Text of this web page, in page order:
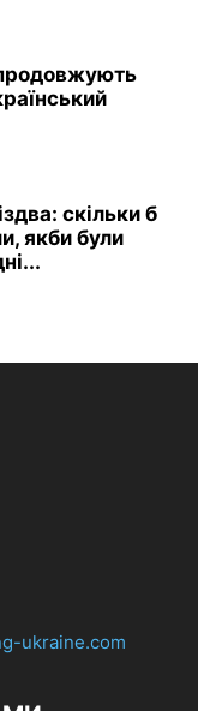
скільки б
якби були
ukraine.com